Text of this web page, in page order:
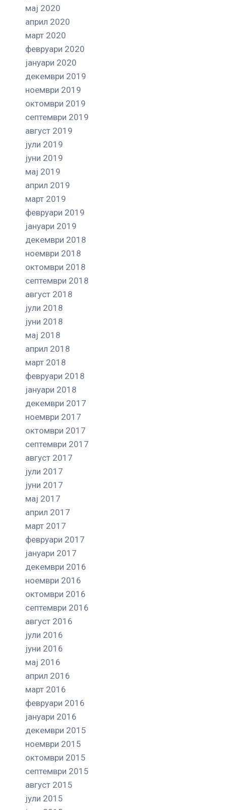
мај 2020
април 2020
март 2020
февруари 2020
јануари 2020
декември 2019
ноември 2019
октомври 2019
септември 2019
август 2019
јули 2019
јуни 2019
мај 2019
април 2019
март 2019
февруари 2019
јануари 2019
декември 2018
ноември 2018
октомври 2018
септември 2018
август 2018
јули 2018
јуни 2018
мај 2018
април 2018
март 2018
февруари 2018
јануари 2018
декември 2017
ноември 2017
октомври 2017
септември 2017
август 2017
јули 2017
јуни 2017
мај 2017
април 2017
март 2017
февруари 2017
јануари 2017
декември 2016
ноември 2016
октомври 2016
септември 2016
август 2016
јули 2016
јуни 2016
мај 2016
април 2016
март 2016
февруари 2016
јануари 2016
декември 2015
ноември 2015
октомври 2015
септември 2015
август 2015
јули 2015